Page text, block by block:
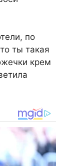
по
ты такая
крем